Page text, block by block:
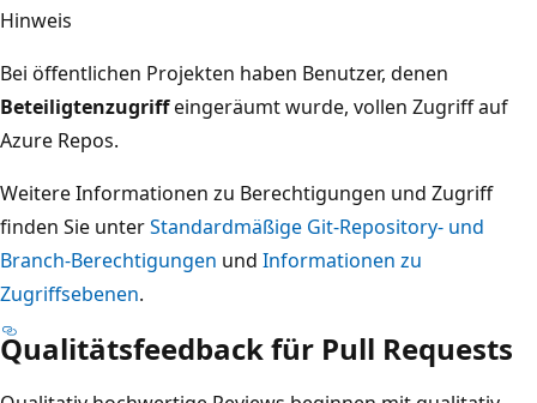
Hinweis
Bei öffentlichen Projekten haben Benutzer, denen
Beteiligtenzugriffeingeräumt wurde, vollen Zugriff auf
Azure Repos.
Weitere Informationen zu Berechtigungen und Zugriff
finden Sie unterStandardmäßige Git-Repository- und
Branch-Berechtigungen und Informationen zu
Zugriffsebenen.
Qualitätsfeedback für Pull Requests